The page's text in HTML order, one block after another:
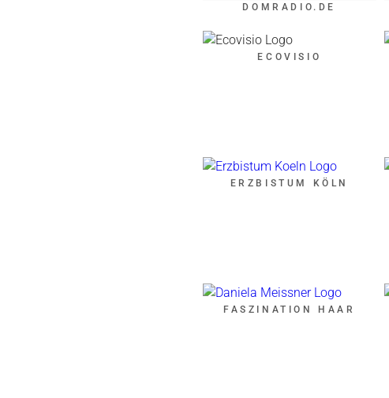
DOMRADIO.DE
ECOVISIO
ERZBISTUM KÖLN
FASZINATION HAAR